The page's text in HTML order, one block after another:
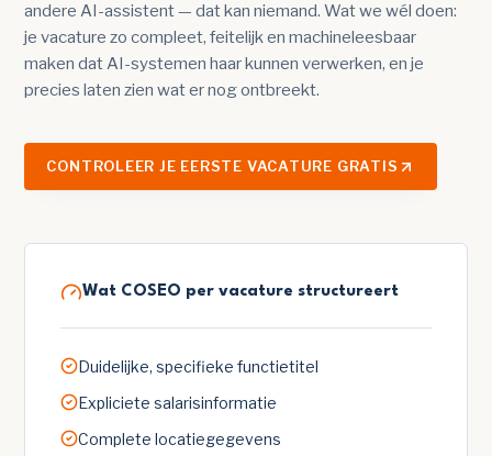
andere AI-assistent — dat kan niemand. Wat we wél doen:
je vacature zo compleet, feitelijk en machineleesbaar
maken dat AI-systemen haar kunnen verwerken, en je
precies laten zien wat er nog ontbreekt.
CONTROLEER JE EERSTE VACATURE GRATIS
Wat COSEO per vacature structureert
Duidelijke, specifieke functietitel
Expliciete salarisinformatie
Complete locatiegegevens